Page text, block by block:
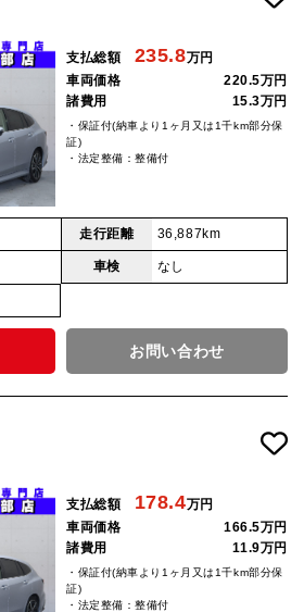
支払総額 235.8万円
車両価格
220.5万円
諸費用
15.3万円
・保証付(納車より1ヶ月又は1千km部分保
証)
・法定整備：整備付
走行距離 36,887km
車検 なし
お問い合わせ
支払総額 178.4万円
車両価格
166.5万円
諸費用
11.9万円
・保証付(納車より1ヶ月又は1千km部分保
証)
・法定整備：整備付